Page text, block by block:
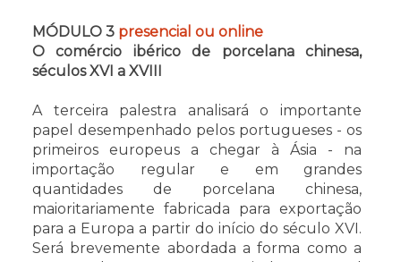
MÓDULO 3 presencial ou online
O comércio ibérico de porcelana chinesa,
séculos XVI a XVIII
A terceira palestra analisará o importante
papel desempenhado pelos portugueses - os
primeiros europeus a chegar à Ásia - na
importação regular e em grandes
quantidades de porcelana chinesa,
maioritariamente fabricada para exportação
para a Europa a partir do início do século XVI.
Será brevemente abordada a forma como a